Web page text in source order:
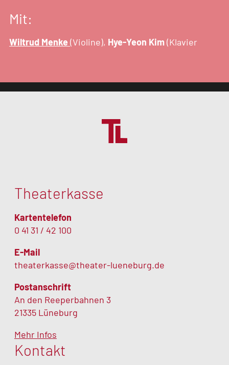
Mit:
Wiltrud Menke (Violine), Hye-Yeon Kim(Klavier
Theaterkasse
Kartentelefon
0 41 31 / 42 100
E-Mail
theaterkasse@theater-lueneburg.de
Postanschrift
An den Reeperbahnen 3
21335 Lüneburg
Mehr Infos
Kontakt